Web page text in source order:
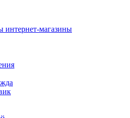
интернет-магазины